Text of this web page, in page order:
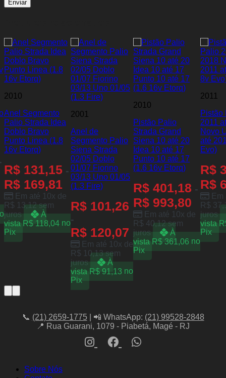
2010
Anel Segmento
Palio Strada Idea
Doblo Bravo
Punto Linea (1.8
16v Etorq)
R$131,15 -
R$169,81
Em até 10x de
R$ 13,12sem
juros
À
vista R$118,04 no
Pix
2001
Anel de
Segmento Palio
Siena Strada
02/05 Doblo
01/07 Fiorino
03/13 Uno 01/05
(1.3 Fire)
R$ 101,26
-
R$ 120,07
Em até 10x de
R$ 10,13sem
juros
À
vista R$ 91,13 no
Pix
2010
Pistão Palio
Strada Grand
Siena 10 até 20
Idea 10 até 17
Punto 10 até 17
(1.6 16v Etorq)
R$401,18 -
R$993,80
Em até 10x de
R$ 40,12sem
juros
À
vista R$361,06 no
Pix
2011
Pistão
2011
Novo
até
Evo)
R$
R$
R$
juros
vista
Pix
📞 (21) 2659-1775| 📲 WhatsApp: (21) 99528-2848
📍 Rua Guarani, 1079 - Piabetá, Magé - RJ
Sobre Nós